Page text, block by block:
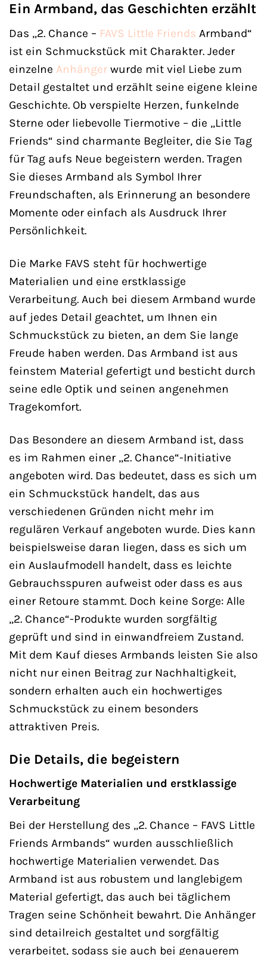
Ein Armband, das Geschichten erzählt
Das „2. Chance – FAVS Little Friends Armband“
ist ein Schmuckstück mit Charakter. Jeder
einzelne Anhänger wurde mit viel Liebe zum
Detail gestaltet und erzählt seine eigene kleine
Geschichte. Ob verspielte Herzen, funkelnde
Sterne oder liebevolle Tiermotive – die „Little
Friends“ sind charmante Begleiter, die Sie Tag
für Tag aufs Neue begeistern werden. Tragen
Sie dieses Armband als Symbol Ihrer
Freundschaften, als Erinnerung an besondere
Momente oder einfach als Ausdruck Ihrer
Persönlichkeit.
Die Marke FAVS steht für hochwertige
Materialien und eine erstklassige
Verarbeitung. Auch bei diesem Armband wurde
auf jedes Detail geachtet, um Ihnen ein
Schmuckstück zu bieten, an dem Sie lange
Freude haben werden. Das Armband ist aus
feinstem Material gefertigt und besticht durch
seine edle Optik und seinen angenehmen
Tragekomfort.
Das Besondere an diesem Armband ist, dass
es im Rahmen einer „2. Chance“-Initiative
angeboten wird. Das bedeutet, dass es sich um
ein Schmuckstück handelt, das aus
verschiedenen Gründen nicht mehr im
regulären Verkauf angeboten wurde. Dies kann
beispielsweise daran liegen, dass es sich um
ein Auslaufmodell handelt, dass es leichte
Gebrauchsspuren aufweist oder dass es aus
einer Retoure stammt. Doch keine Sorge: Alle
„2. Chance“-Produkte wurden sorgfältig
geprüft und sind in einwandfreiem Zustand.
Mit dem Kauf dieses Armbands leisten Sie also
nicht nur einen Beitrag zur Nachhaltigkeit,
sondern erhalten auch ein hochwertiges
Schmuckstück zu einem besonders
attraktiven Preis.
Die Details, die begeistern
Hochwertige Materialien und erstklassige
Verarbeitung
Bei der Herstellung des „2. Chance – FAVS Little
Friends Armbands“ wurden ausschließlich
hochwertige Materialien verwendet. Das
Armband ist aus robustem und langlebigem
Material gefertigt, das auch bei täglichem
Tragen seine Schönheit bewahrt. Die Anhänger
sind detailreich gestaltet und sorgfältig
verarbeitet, sodass sie auch bei genauerem